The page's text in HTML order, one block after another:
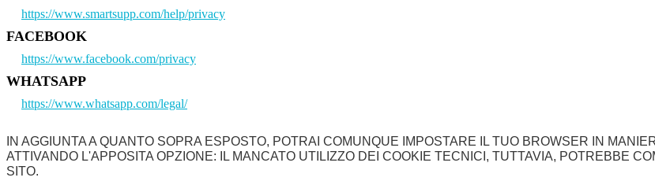
https://www.smartsupp.com/help/privacy
FACEBOOK
https://www.facebook.com/privacy
WHATSAPP
https://www.whatsapp.com/legal/
IN AGGIUNTA A QUANTO SOPRA ESPOSTO, POTRAI COMUNQUE IMPOSTARE IL TUO BROWSER IN
ATTIVANDO L'APPOSITA OPZIONE: IL MANCATO UTILIZZO DEI COOKIE TECNICI, TUTTAVIA, POTREBBE
SITO.